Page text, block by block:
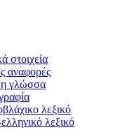
στοιχεία
αναφορές
γλώσσα
λεξικό
λεξικό